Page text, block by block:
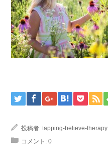
投稿者: tapping-believe-therapy
コメント: 0